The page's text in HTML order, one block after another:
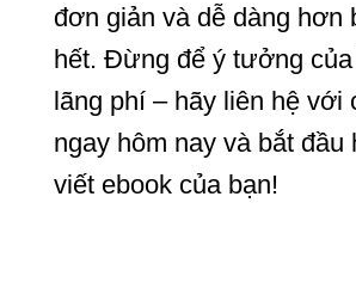
đơn giản và dễ dàng hơn
hết. Đừng để ý tưởng của
lãng phí – hãy liên hệ với
ngay hôm nay và bắt đầu
viết ebook của bạn!